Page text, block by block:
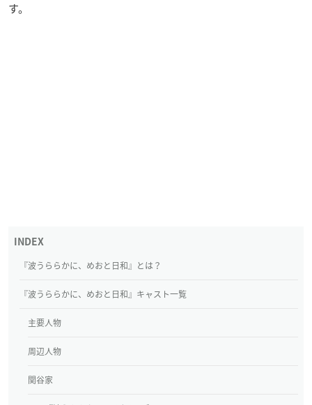
す。
『波うららかに、めおと日和』とは？
『波うららかに、めおと日和』キャスト一覧
主要人物
周辺人物
関谷家